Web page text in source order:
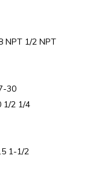
NPT 1/2 NPT
30
1/2 1/4
1-1/2